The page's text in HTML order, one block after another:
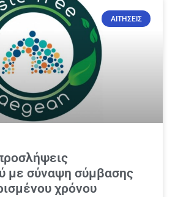
ΑΙΤΗΣΕΙΣ
με σύναψη σύμβασης
χρόνου